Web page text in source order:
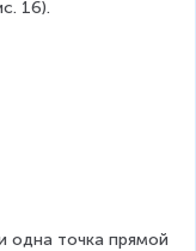
16).
одна точка прямой